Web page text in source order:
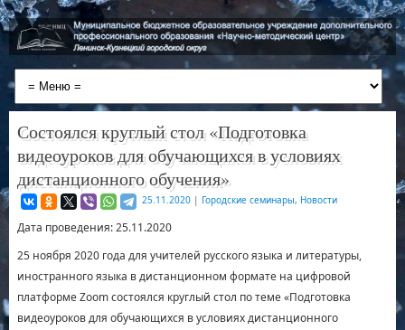
Состоялся круглый стол «Подготовка
видеоуроков для обучающихся в условиях
дистанционного обучения»
25.11.2020 | Городские семинары, Новости
Дата проведения: 25.11.2020
25 ноября 2020 года для учителей русского языка и литературы,
иностранного языка в дистанционном формате на цифровой
платформе Zoom состоялся круглый стол по теме «Подготовка
видеоуроков для обучающихся в условиях дистанционного